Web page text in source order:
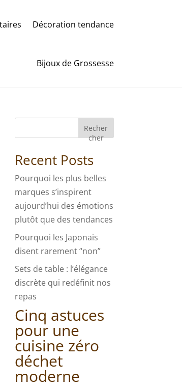
Décoration tendance
Bijoux de Grossesse
Recher
cher
Recent Posts
Pourquoi les plus belles
marques s’inspirent
aujourd’hui des émotions
plutôt que des tendances
Pourquoi les Japonais
disent rarement “non”
Sets de table : l’élégance
discrète qui redéfinit nos
repas
Cinq astuces
pour une
cuisine zéro
déchet
moderne